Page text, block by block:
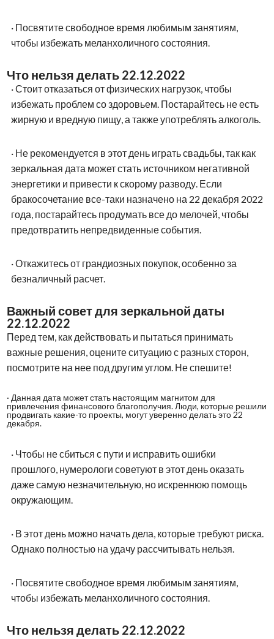
· Посвятите свободное время любимым занятиям,
чтобы избежать меланхоличного состояния.
Что нельзя делать 22.12.2022
·Стоит отказаться от физических нагрузок, чтобы
избежать проблем со здоровьем. Постарайтесь не есть
жирную и вредную пищу, а также употреблять алкоголь.
· Не рекомендуется в этот день играть свадьбы, так как
зеркальная дата может стать источником негативной
энергетики и привести к скорому разводу. Если
бракосочетание все-таки назначено на 22 декабря 2022
года, постарайтесь продумать все до мелочей, чтобы
предотвратить непредвиденные события.
·Откажитесь от грандиозных покупок, особенно за
безналичный расчет.
Важный совет для зеркальной даты
22.12.2022
Перед тем, как действовать и пытаться принимать
важные решения, оцените ситуацию с разных сторон,
посмотрите на нее под другим углом. Не спешите!
· Данная дата может стать настоящим магнитом для
привлечения финансового благополучия. Люди, которые решили
продвигать какие-то проекты, могут уверенно делать это 22
декабря.
· Чтобы не сбиться с пути и исправить ошибки
прошлого, нумерологи советуют в этот день оказать
даже самую незначительную, но искреннюю помощь
окружающим.
· В этот день можно начать дела, которые требуют риска.
Однако полностью на удачу рассчитывать нельзя.
· Посвятите свободное время любимым занятиям,
чтобы избежать меланхоличного состояния.
Что нельзя делать 22.12.2022